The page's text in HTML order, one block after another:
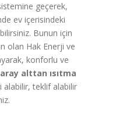
geçerek,
ev içerisindeki
Bunun için
olan Hak Enerji ve
konforlu ve
alttan ısıtma
alabilir, teklif alabilir